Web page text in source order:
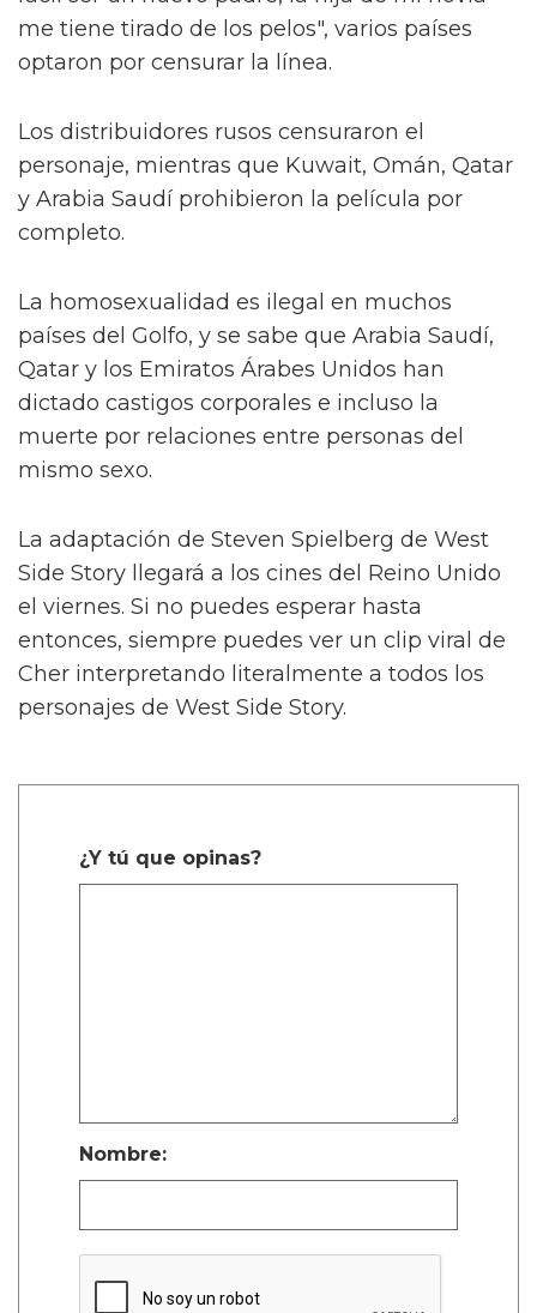
me tiene tirado de los pelos", varios países
optaron por censurar la línea.
Los distribuidores rusos censuraron el
personaje, mientras que Kuwait, Omán, Qatar
y Arabia Saudí prohibieron la película por
completo.
La homosexualidad es ilegal en muchos
países del Golfo, y se sabe que Arabia Saudí,
Qatar y los Emiratos Árabes Unidos han
dictado castigos corporales e incluso la
muerte por relaciones entre personas del
mismo sexo.
La adaptación de Steven Spielberg de West
Side Story llegará a los cines del Reino Unido
el viernes. Si no puedes esperar hasta
entonces, siempre puedes ver un clip viral de
Cher interpretando literalmente a todos los
personajes de West Side Story.
¿Y tú que opinas?
Nombre: